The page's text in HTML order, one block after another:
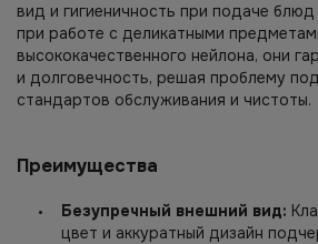
вид и гигиеничность при подаче
при работе с деликатными
высококачественного нейлона, они
и долговечность, решая проблему
стандартов обслуживания и чистоты.
Преимущества
Безупречный внешний вид:
цвет и аккуратный дизайн